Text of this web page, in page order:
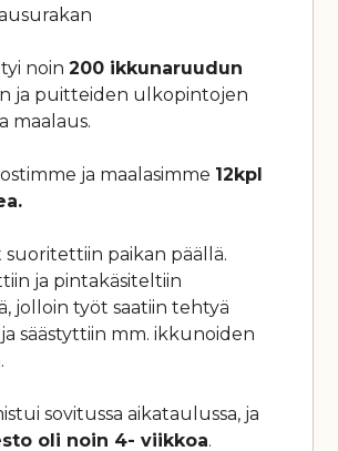
noin200 ikkunaruudun
ja puitteiden ulkopintojen
maalaus.
ja maalasimme 12kpl
suoritettiin paikan päällä.
ja pintakäsiteltiin
jolloin työt saatiin tehtyä
säästyttiin mm. ikkunoiden
sovitussa aikataulussa, ja
oli noin 4- viikkoa.